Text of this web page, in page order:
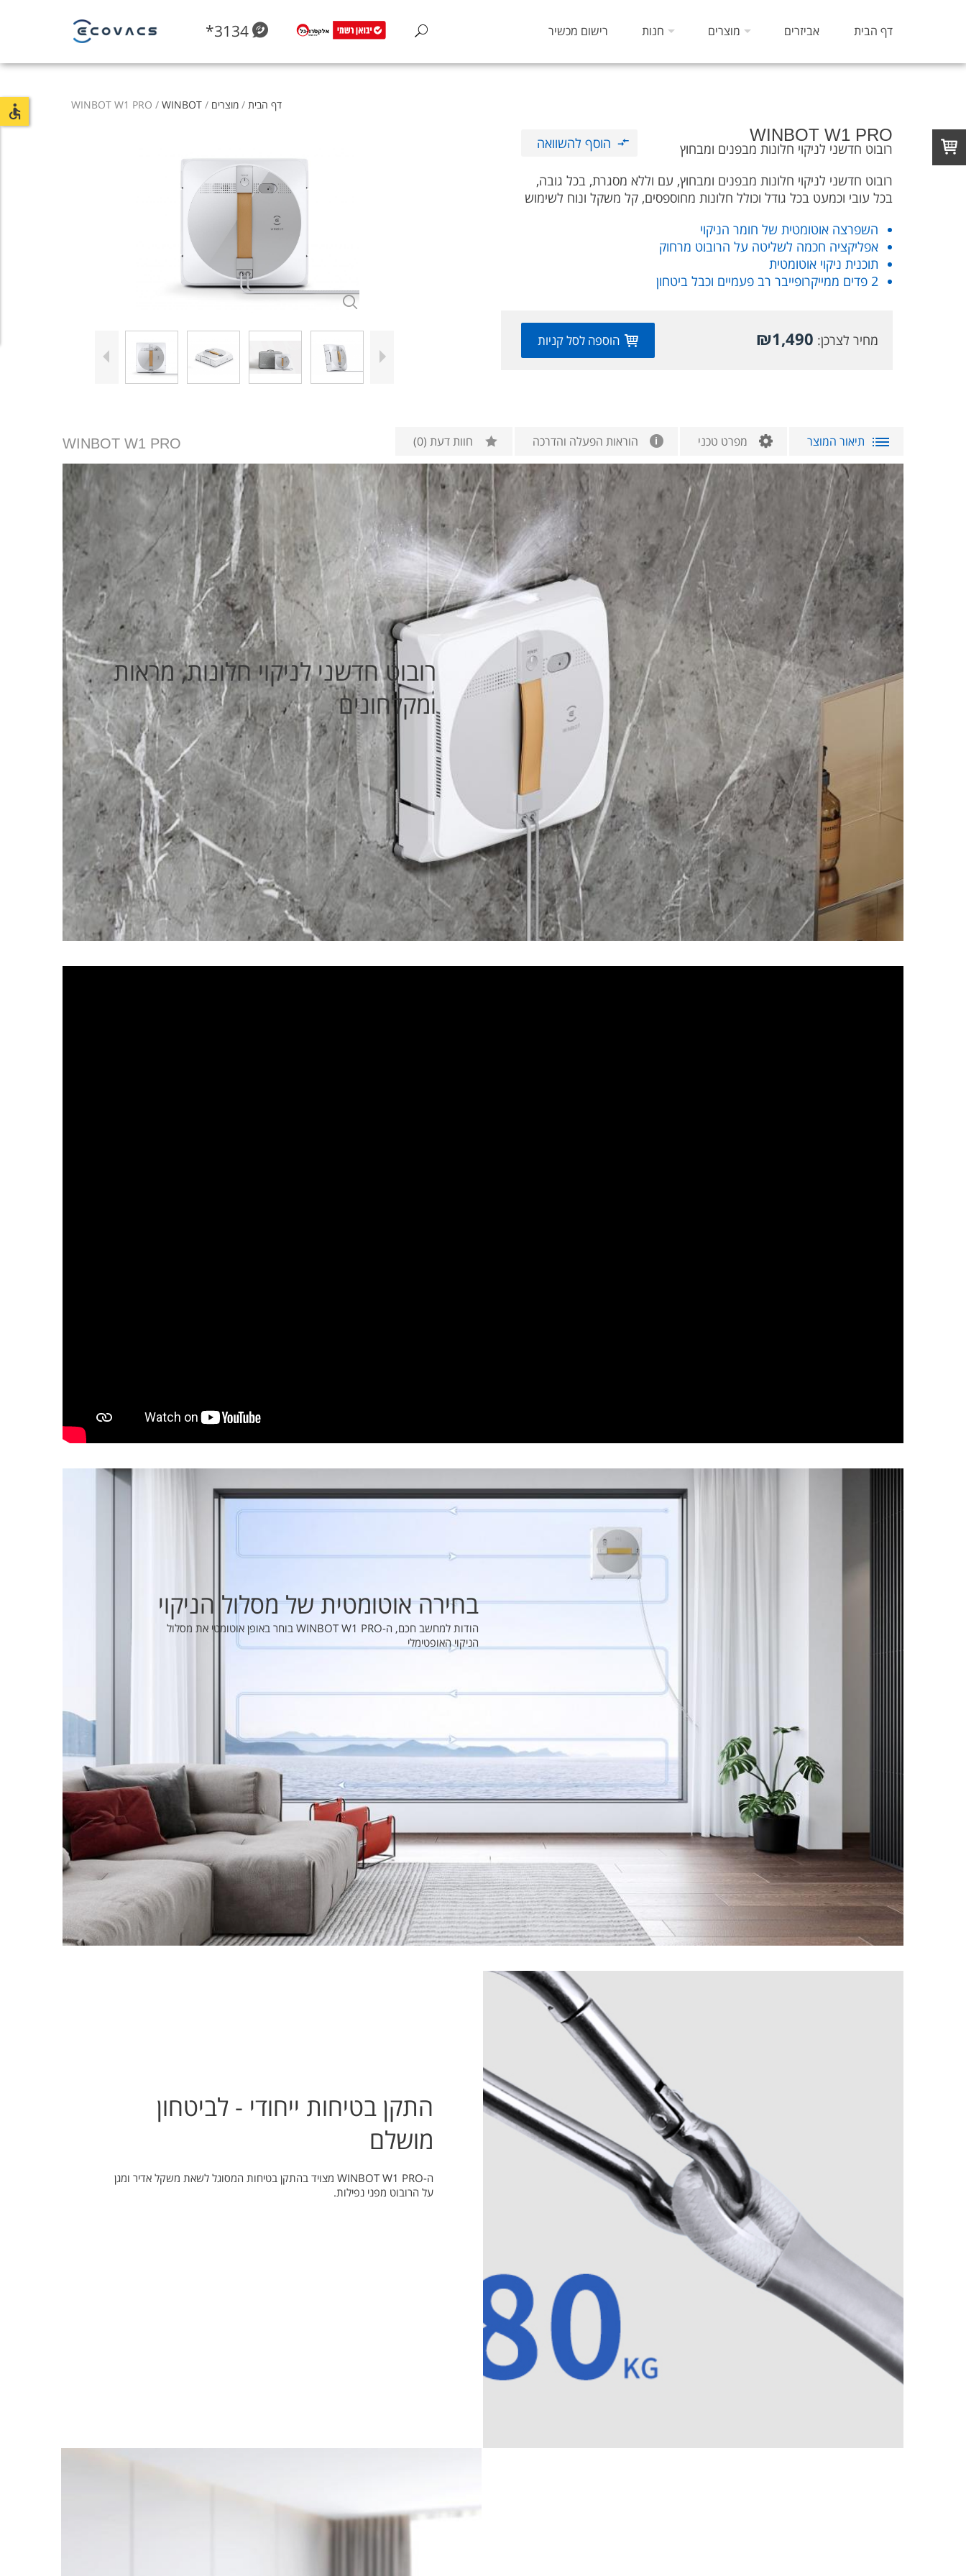
*3134 דף הבית אביזרים מוצרים חנות רישום מכשיר
דף הבית / מוצרים /
WINBOT
/ WINBOT W1 PRO
WINBOT W1 PRO
רובוט חדשני לניקוי חלונות מבפנים ומבחוץ הוסף להשוואה
רובוט חדשני לניקוי חלונות מבפנים ומבחוץ, עם וללא מסגרת, בכל גובה,
בכל עובי וכמעט בכל גודל וכולל חלונות מחוספסים, קל משקל ונוח לשימוש
השפרצה אוטומטית של חומר הניקוי
אפליקציה חכמה לשליטה על הרובוט מרחוק
תוכנית ניקוי אוטומטית
2 פדים ממייקרופייבר רב פעמיים וכבל ביטחון
מחיר לצרכן: ₪1,490 הוספה לסל קניות
תיאור המוצר מפרט טכני הוראות הפעלה והדרכה חוות דעת (0)
WINBOT W1 PRO
רובוט חדשני לניקוי חלונות, מראות
ומקלחונים
בחירה אוטומטית של מסלול הניקוי
הודות למחשב חכם, ה-WINBOT W1 PRO בוחר באופן אוטומטי את מסלול
הניקוי האופטימלי
התקן בטיחות ייחודי - לביטחון
מושלם
ה-WINBOT W1 PRO מצויד בהתקן בטיחות המסוגל לשאת משקל אדיר ומגן
על הרובוט מפני נפילות.